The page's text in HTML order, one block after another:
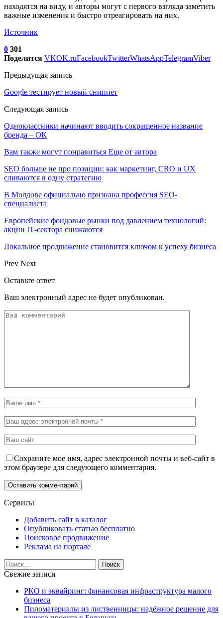
находятся на виду, и авторы могут с первого взгляда заметить
важные изменения и быстро отреагировать на них.
Источник
0 301
Поделится VKOK.ruFacebookTwitterWhatsAppTelegramViber
Предыдущая запись
Google тестирует новый сниппет
Следующая запись
Одноклассники начинают вводить сокращенное название
бренда – ОК
Вам также могут понравиться Еще от автора
SEO больше не про позиции: как маркетинг, CRO и UX
сливаются в одну стратегию
В Молдове официально признана профессия SEO-
специалиста
Европейские фондовые рынки под давлением технологий:
акции IT‑сектора снижаются
Локальное продвижение становится ключом к успеху бизнеса
Prev Next
Оставьте ответ
Ваш электронный адрес не будет опубликован.
Сохраните мое имя, адрес электронной почты и веб-сайт в
этом браузере для следующего комментария.
Сервисы
Добавить сайт в каталог
Опубликовать статью бесплатно
Поисковое продвижение
Реклама на портале
Свежие записи
РКО и эквайринг: финансовая инфраструктура малого
бизнеса
Пиломатериалы из лиственницы: надёжное решение для